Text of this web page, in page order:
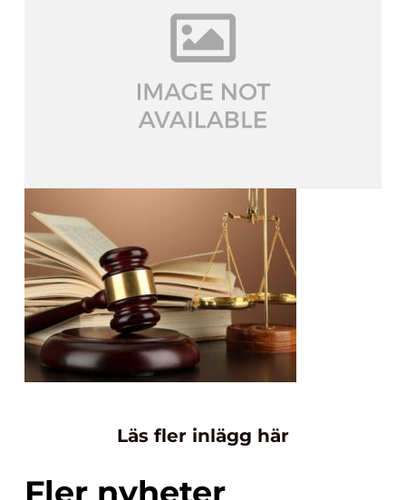
Läs fler inlägg här